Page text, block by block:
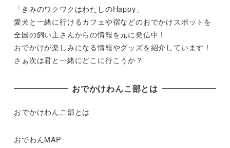
「きみのワクワクはわたしのHappy」
愛犬と一緒に行けるカフェや宿などのおでかけスポットを
全国の飼い主さんからの情報を元に発信中！
おでかけが楽しみになる情報やグッズを紹介しています！
さぁ次は君と一緒にどこに行こうか？
おでかけわんこ部とは
おでかけわんこ部とは
おでわんMAP